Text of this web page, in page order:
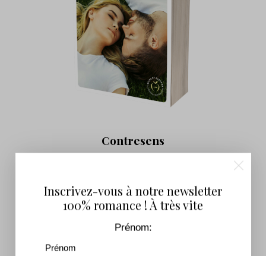
Contresens
Inscrivez-vous à notre newsletter
100% romance ! À très vite
Prénom: